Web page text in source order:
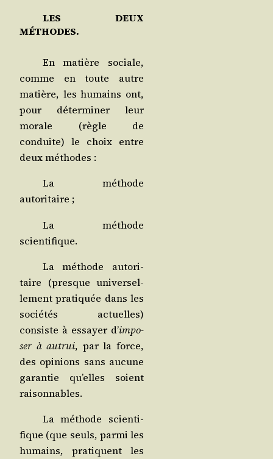
LES DEUX
MÉTHODES.
En matière sociale,
comme en toute autre
matière, les humains ont,
pour déter­mi­ner leur
morale (règle de
conduite) le choix entre
deux méthodes :
La méthode
autoritaire ;
La méthode
scientifique.
La méthode auto­ri­
taire (presque uni­ver­sel­
le­ment pra­ti­quée dans les
socié­tés actuelles)
consiste à essayer d’impo­
ser à autrui, par la force,
des opi­nions sans aucune
garan­tie qu’elles soient
raisonnables.
La méthode scien­ti­
fique (que seuls, par­mi les
humains, pra­tiquent les